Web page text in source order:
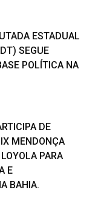
ESTADUAL
SEGUE
POLÍTICA NA
DE
MENDONÇA
PARA
E
BAHIA.